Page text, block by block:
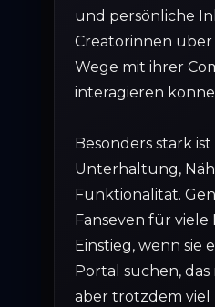
und persönliche
Creatorinnen über
Wege mit ihrer
interagieren
Besonders stark
Unterhaltung,
Funktionalität.
Fanseven für
Einstieg, wenn sie
Portal suchen,
aber trotzdem viel